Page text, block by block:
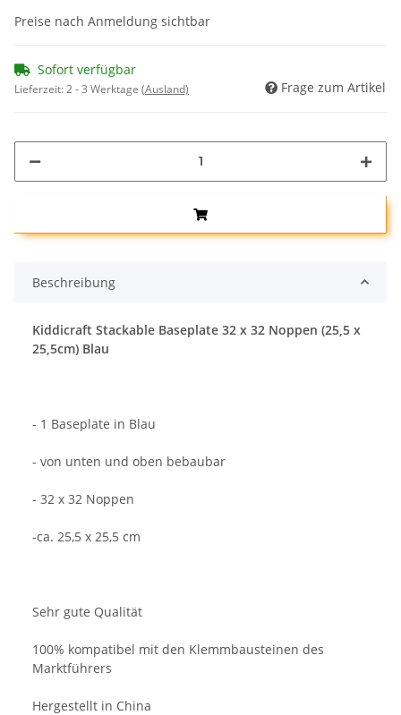
Preise nach Anmeldung sichtbar
Sofort verfügbar
Lieferzeit:2 - 3 Werktage (Ausland) Frage zum Artikel
Beschreibung
Kiddicraft Stackable Baseplate 32 x 32 Noppen (25,5 x
25,5cm) Blau
- 1 Baseplate in Blau
- von unten und oben bebaubar
- 32 x 32 Noppen
-ca. 25,5 x 25,5 cm
Sehr gute Qualität
100% kompatibel mit den Klemmbausteinen des
Marktführers
Hergestellt in China